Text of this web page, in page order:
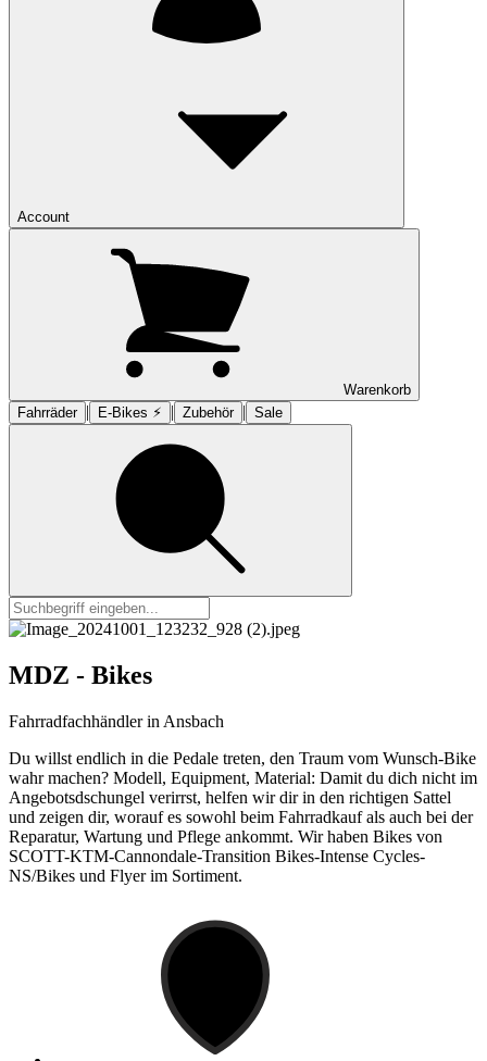
Account
Warenkorb
Fahrräder | E-Bikes ⚡︎ | Zubehör | Sale
MDZ - Bikes
Fahrradfachhändler in Ansbach
Du willst endlich in die Pedale treten, den Traum vom Wunsch-Bike
wahr machen? Modell, Equipment, Material: Damit du dich nicht im
Angebotsdschungel verirrst, helfen wir dir in den richtigen Sattel
und zeigen dir, worauf es sowohl beim Fahrradkauf als auch bei der
Reparatur, Wartung und Pflege ankommt. Wir haben Bikes von
SCOTT-KTM-Cannondale-Transition Bikes-Intense Cycles-
NS/Bikes und Flyer im Sortiment.